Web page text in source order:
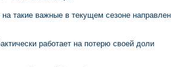
такие важные в текущем сезоне
работает на потерю своей доли